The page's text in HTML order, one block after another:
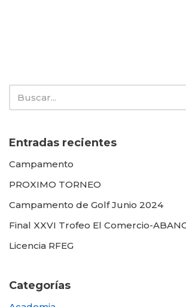
Entradas recientes
Campamento
PROXIMO TORNEO
Campamento de Golf Junio 2024
Final XXVI Trofeo El Comercio-
Licencia RFEG
Categorías